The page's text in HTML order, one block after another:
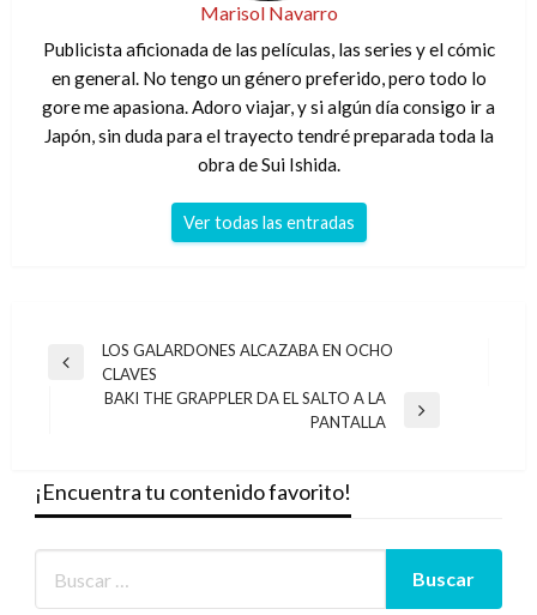
Marisol Navarro
Publicista aficionada de las películas, las series y el cómic
en general. No tengo un género preferido, pero todo lo
gore me apasiona. Adoro viajar, y si algún día consigo ir a
Japón, sin duda para el trayecto tendré preparada toda la
obra de Sui Ishida.
Ver todas las entradas
Navegación
Entrada
LOS GALARDONES ALCAZABA EN OCHO
CLAVES
BAKI THE GRAPPLER DA EL SALTO A LA
PANTALLA
¡Encuentra tu contenido favorito!